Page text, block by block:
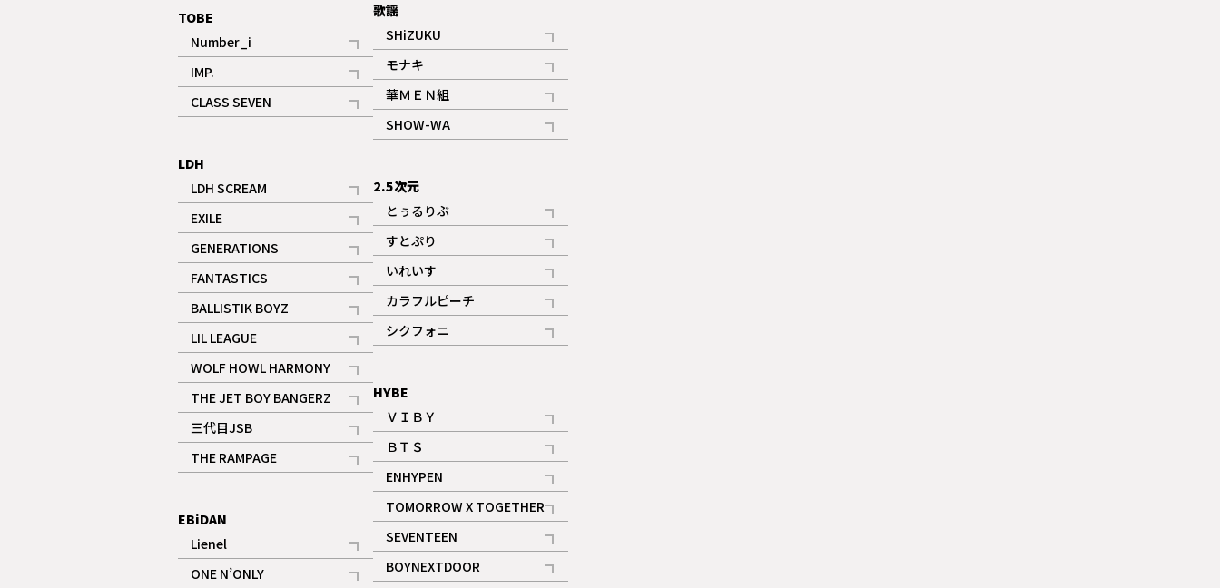
TOBE
Number_i
記事
IMP.
記事
CLASS SEVEN
記事
LDH
LDH SCREAM
記事
EXILE
記事
GENERATIONS
記事
FANTASTICS
記事
BALLISTIK BOYZ
記事
LIL LEAGUE
記事
WOLF HOWL HARMONY
記事
THE JET BOY BANGERZ
記事
三代目JSB
記事
THE RAMPAGE
記事
EBiDAN
Lienel
記事
ONE N’ONLY
歌謡
SHiZUKU
記事
モナキ
記事
華ＭＥＮ組
記事
SHOW-WA
記事
2.5次元
とぅるりぶ
記事
すとぷり
記事
ギャラリー
いれいす
記事
ギャラリー
カラフルピーチ
記事
シクフォニ
記事
HYBE
ＶＩＢＹ
記事
ＢＴＳ
記事
ENHYPEN
記事
TOMORROW X TOGETHER
記事
ギャラリー
SEVENTEEN
記事
BOYNEXTDOOR